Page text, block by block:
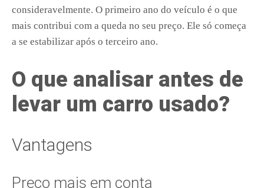
consideravelmente. O primeiro ano do veículo é o que
mais contribui com a queda no seu preço. Ele só começa
a se estabilizar após o terceiro ano.
O que analisar antes de
levar um carro usado?
Vantagens
Preço mais em conta